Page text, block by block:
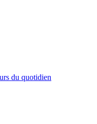
du quotidien